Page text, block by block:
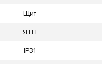
Щит
ЯТП
IP31